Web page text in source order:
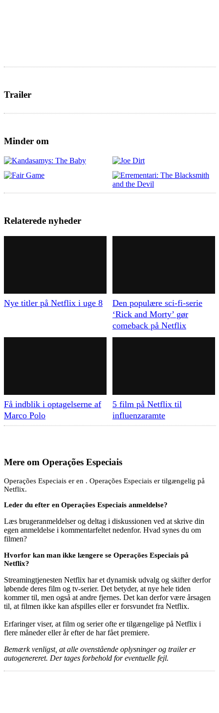
Trailer
Minder om
Relaterede nyheder
Nye titler på Netflix i uge 8
Den populære sci-fi-serie
‘Rick and Morty’ gør
comeback på Netflix
Få indblik i optagelserne af
Marco Polo
5 film på Netflix til
influenzaramte
Mere om Operações Especiais
Operações Especiais er en . Operações Especiais er tilgængelig på
Netflix.
Leder du efter en Operações Especiais anmeldelse?
Læs brugeranmeldelser og deltag i diskussionen ved at skrive din
egen anmeldelse i kommentarfeltet nedenfor. Hvad synes du om
filmen?
Hvorfor kan man ikke længere se Operações Especiais på
Netflix?
Streamingtjenesten Netflix har et dynamisk udvalg og skifter derfor
løbende deres film og tv-serier. Det betyder, at nye hele tiden
kommer til, men også at andre fjernes. Det kan derfor være årsagen
til, at filmen ikke kan afspilles eller er forsvundet fra Netflix.
Erfaringer viser, at film og serier ofte er tilgængelige på Netflix i
flere måneder eller år efter de har fået premiere.
Bemærk venligst, at alle ovenstående oplysninger og trailer er
autogenereret. Der tages forbehold for eventuelle fejl.